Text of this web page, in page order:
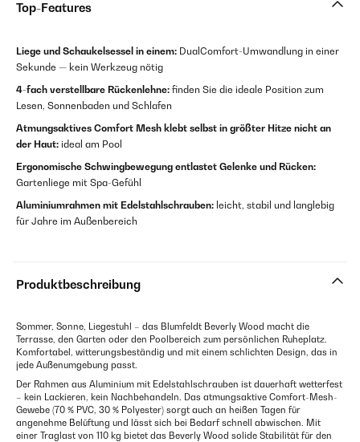
Top-Features
Liege und Schaukelsessel in einem: DualComfort-Umwandlung in einer
Sekunde — kein Werkzeug nötig
4-fach verstellbare Rückenlehne: finden Sie die ideale Position zum
Lesen, Sonnenbaden und Schlafen
Atmungsaktives Comfort Mesh klebt selbst in größter Hitze nicht an
der Haut: ideal am Pool
Ergonomische Schwingbewegung entlastet Gelenke und Rücken:
Gartenliege mit Spa-Gefühl
Aluminiumrahmen mit Edelstahlschrauben: leicht, stabil und langlebig
für Jahre im Außenbereich
Produktbeschreibung
Sommer, Sonne, Liegestuhl – das Blumfeldt Beverly Wood macht die
Terrasse, den Garten oder den Poolbereich zum persönlichen Ruheplatz.
Komfortabel, witterungsbeständig und mit einem schlichten Design, das in
jede Außenumgebung passt.
Der Rahmen aus Aluminium mit Edelstahlschrauben ist dauerhaft wetterfest
– kein Lackieren, kein Nachbehandeln. Das atmungsaktive Comfort-Mesh-
Gewebe (70 % PVC, 30 % Polyester) sorgt auch an heißen Tagen für
angenehme Belüftung und lässt sich bei Bedarf schnell abwischen. Mit
einer Traglast von 110 kg bietet das Beverly Wood solide Stabilität für den